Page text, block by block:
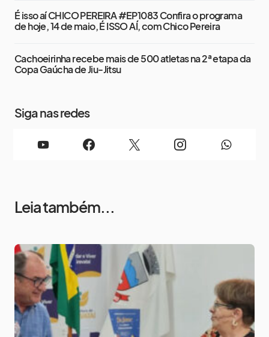
É isso aí CHICO PEREIRA #EP1083 Confira o programa
de hoje, 14 de maio, É ISSO AÍ, com Chico Pereira
Cachoeirinha recebe mais de 500 atletas na 2ª etapa da
Copa Gaúcha de Jiu-Jitsu
Siga nas redes
Leia também...